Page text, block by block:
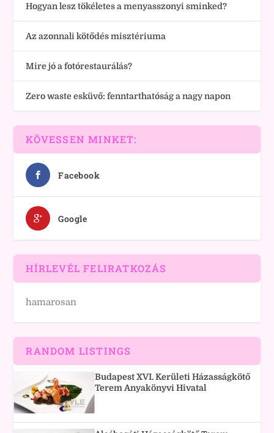
Hogyan lesz tökéletes a menyasszonyi sminked?
Az azonnali kötődés misztériuma
Mire jó a fotórestaurálás?
Zero waste esküvő: fenntarthatóság a nagy napon
KÖVESSEN MINKET:
Facebook
Google
HÍRLEVÉL FELIRATKOZÁS
hamarosan
RANDOM LISTINGS
Budapest XVI. Kerületi Házasságkötő
Terem Anyakönyvi Hivatal